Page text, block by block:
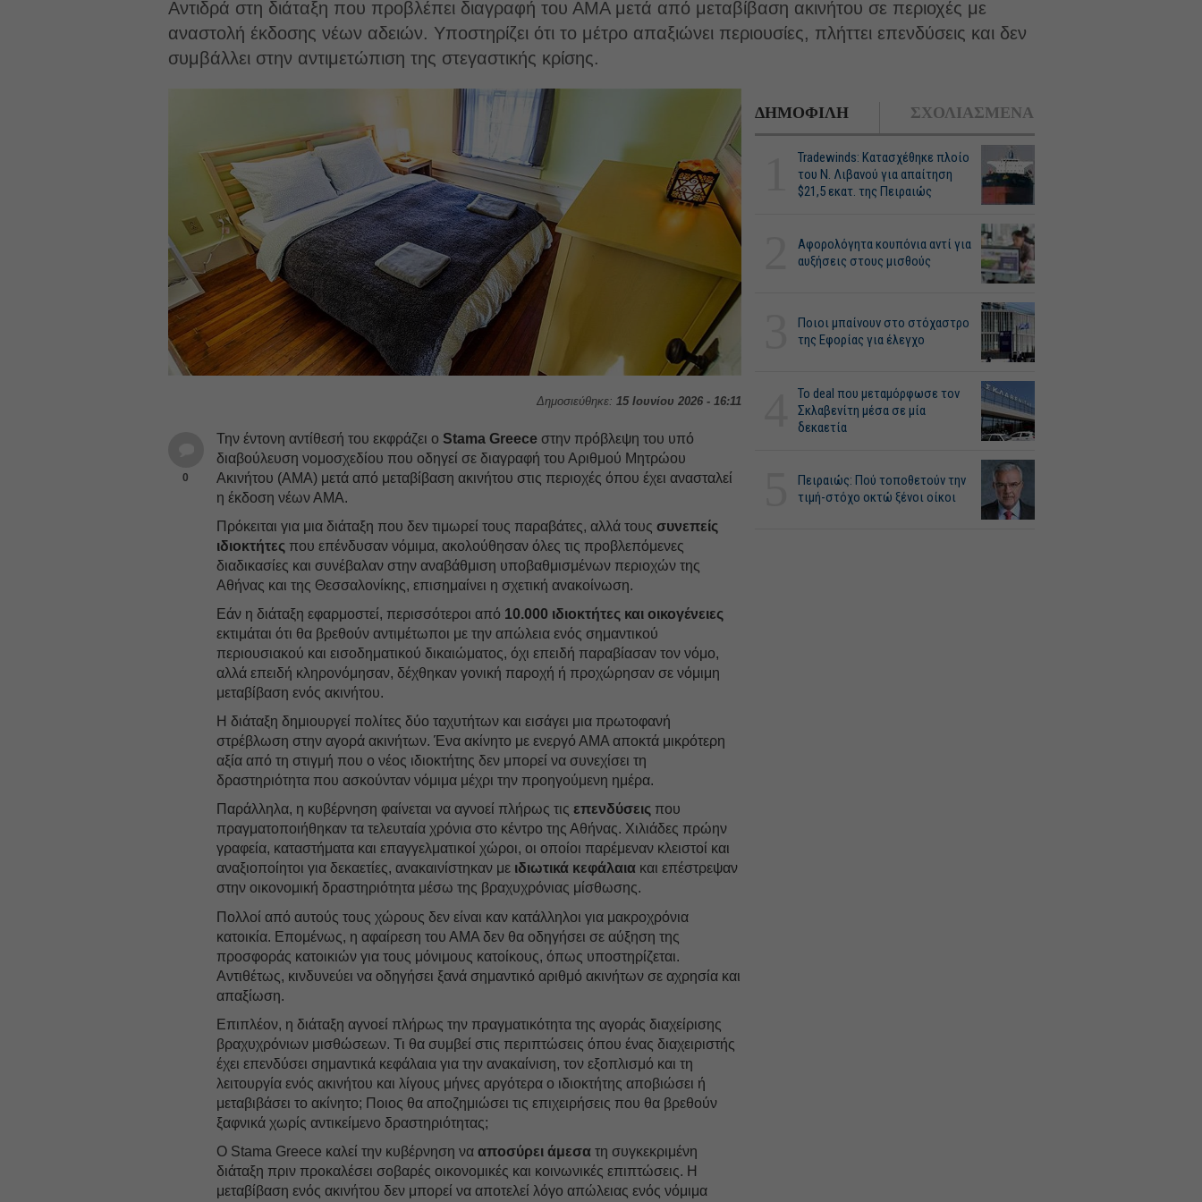
Αντιδρά στη διάταξη που προβλέπει διαγραφή του ΑΜΑ μετά από μεταβίβαση ακινήτου σε περιοχές με
αναστολή έκδοσης νέων αδειών. Υποστηρίζει ότι το μέτρο απαξιώνει περιουσίες, πλήττει επενδύσεις και δεν
συμβάλλει στην αντιμετώπιση της στεγαστικής κρίσης.
Δημοσιεύθηκε: 15 Ιουνίου 2026 - 16:11
0
Την έντονη αντίθεσή του εκφράζει ο Stama Greece στην πρόβλεψη του υπό
διαβούλευση νομοσχεδίου που οδηγεί σε διαγραφή του Αριθμού Μητρώου
Ακινήτου (ΑΜΑ) μετά από μεταβίβαση ακινήτου στις περιοχές όπου έχει ανασταλεί
η έκδοση νέων ΑΜΑ.
Πρόκειται για μια διάταξη που δεν τιμωρεί τους παραβάτες, αλλά τουςσυνεπείς
ιδιοκτήτες που επένδυσαν νόμιμα, ακολούθησαν όλες τις προβλεπόμενες
διαδικασίες και συνέβαλαν στην αναβάθμιση υποβαθμισμένων περιοχών της
Αθήνας και της Θεσσαλονίκης, επισημαίνει η σχετική ανακοίνωση.
Εάν η διάταξη εφαρμοστεί, περισσότεροι από 10.000 ιδιοκτήτες και οικογένειες
εκτιμάται ότι θα βρεθούν αντιμέτωποι με την απώλεια ενός σημαντικού
περιουσιακού και εισοδηματικού δικαιώματος, όχι επειδή παραβίασαν τον νόμο,
αλλά επειδή κληρονόμησαν, δέχθηκαν γονική παροχή ή προχώρησαν σε νόμιμη
μεταβίβαση ενός ακινήτου.
Η διάταξη δημιουργεί πολίτες δύο ταχυτήτων και εισάγει μια πρωτοφανή
στρέβλωση στην αγορά ακινήτων. Ένα ακίνητο με ενεργό ΑΜΑ αποκτά μικρότερη
αξία από τη στιγμή που ο νέος ιδιοκτήτης δεν μπορεί να συνεχίσει τη
δραστηριότητα που ασκούνταν νόμιμα μέχρι την προηγούμενη ημέρα.
Παράλληλα, η κυβέρνηση φαίνεται να αγνοεί πλήρως τιςεπενδύσεις που
πραγματοποιήθηκαν τα τελευταία χρόνια στο κέντρο της Αθήνας. Χιλιάδες πρώην
γραφεία, καταστήματα και επαγγελματικοί χώροι, οι οποίοι παρέμεναν κλειστοί και
αναξιοποίητοι για δεκαετίες, ανακαινίστηκαν με ιδιωτικά κεφάλαια και επέστρεψαν
στην οικονομική δραστηριότητα μέσω της βραχυχρόνιας μίσθωσης.
Πολλοί από αυτούς τους χώρους δεν είναι καν κατάλληλοι για μακροχρόνια
κατοικία. Επομένως, η αφαίρεση του ΑΜΑ δεν θα οδηγήσει σε αύξηση της
προσφοράς κατοικιών για τους μόνιμους κατοίκους, όπως υποστηρίζεται.
Αντιθέτως, κινδυνεύει να οδηγήσει ξανά σημαντικό αριθμό ακινήτων σε αχρησία και
απαξίωση.
Επιπλέον, η διάταξη αγνοεί πλήρως την πραγματικότητα της αγοράς διαχείρισης
βραχυχρόνιων μισθώσεων. Τι θα συμβεί στις περιπτώσεις όπου ένας διαχειριστής
έχει επενδύσει σημαντικά κεφάλαια για την ανακαίνιση, τον εξοπλισμό και τη
λειτουργία ενός ακινήτου και λίγους μήνες αργότερα ο ιδιοκτήτης αποβιώσει ή
μεταβιβάσει το ακίνητο; Ποιος θα αποζημιώσει τις επιχειρήσεις που θα βρεθούν
ξαφνικά χωρίς αντικείμενο δραστηριότητας;
Ο Stama Greece καλεί την κυβέρνηση νααποσύρει άμεσα τη συγκεκριμένη
διάταξη πριν προκαλέσει σοβαρές οικονομικές και κοινωνικές επιπτώσεις. Η
μεταβίβαση ενός ακινήτου δεν μπορεί να αποτελεί λόγο απώλειας ενός νόμιμα
ΔΗΜΟΦΙΛΗ ΣΧΟΛΙΑΣΜΕΝΑ
Tradewinds: Κατασχέθηκε πλοίο
του Ν. Λιβανού για απαίτηση
$21,5 εκατ. της Πειραιώς
Αφορολόγητα κουπόνια αντί για
αυξήσεις στους μισθούς
Ποιοι μπαίνουν στο στόχαστρο
της Εφορίας για έλεγχο
Το deal που μεταμόρφωσε τον
Σκλαβενίτη μέσα σε μία
δεκαετία
Πειραιώς: Πού τοποθετούν την
τιμή-στόχο οκτώ ξένοι οίκοι